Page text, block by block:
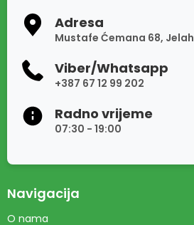
Adresa
Mustafe Ćemana 68, Jelah
Viber/Whatsapp
+387 67 12 99 202
Radno vrijeme
07:30 - 19:00
Navigacija
O nama